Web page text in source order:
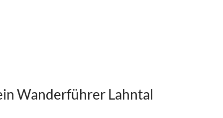
Wanderführer Lahntal